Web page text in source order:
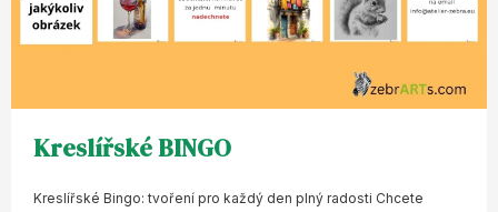
Kreslířské BINGO
Kreslířské Bingo: tvoření pro každý den plný radosti Chcete